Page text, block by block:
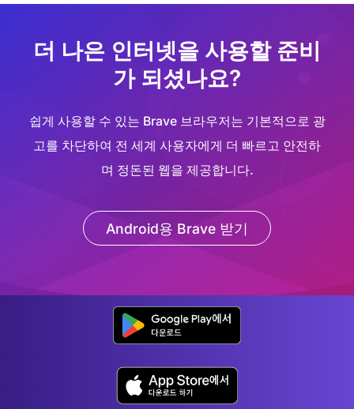
더 나은 인터넷을 사용할 준비
가 되셨나요?
쉽게 사용할 수 있는 Brave 브라우저는 기본적으로 광
고를 차단하여 전 세계 사용자에게 더 빠르고 안전하
며 정돈된 웹을 제공합니다.
Android용 Brave 받기